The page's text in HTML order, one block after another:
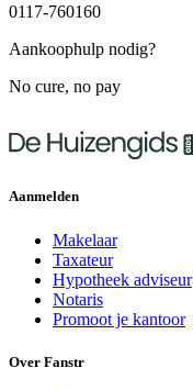
0117-760160
Aankoophulp nodig?
No cure, no pay
Aanmelden
Makelaar
Taxateur
Hypotheek adviseur
Notaris
Promoot je kantoor
Over Fanstr